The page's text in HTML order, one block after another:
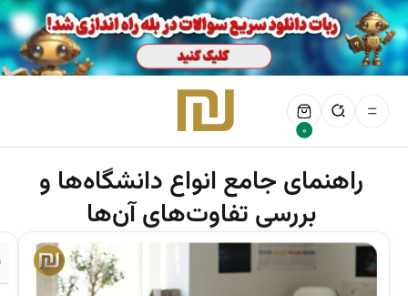
0
راهنمای جامع انواع دانشگاه‌ها و
بررسی تفاوت‌های آن‌ها